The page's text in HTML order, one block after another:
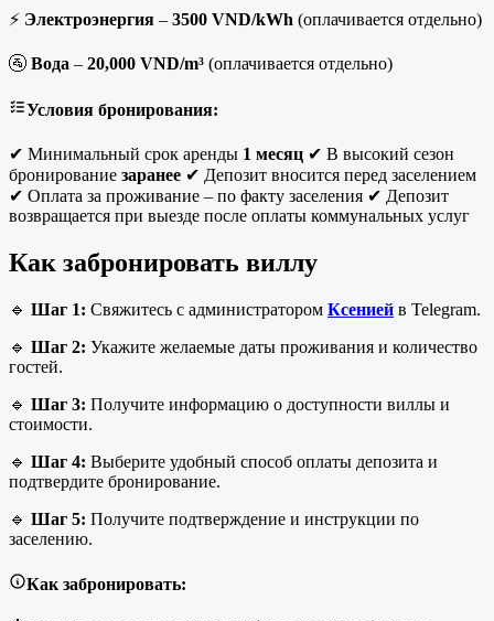
⚡ Электроэнергия – 3500 VND/kWh (оплачивается отдельно)
🚰 Вода – 20,000 VND/m³ (оплачивается отдельно)
Условия бронирования:
✔ Минимальный срок аренды 1 месяц ✔ В высокий сезон
бронирование заранее ✔ Депозит вносится перед заселением
✔ Оплата за проживание – по факту заселения ✔ Депозит
возвращается при выезде после оплаты коммунальных услуг
Как забронировать виллу
🔹 Шаг 1: Свяжитесь с администратором Ксенией в Telegram.
🔹 Шаг 2: Укажите желаемые даты проживания и количество
гостей.
🔹 Шаг 3: Получите информацию о доступности виллы и
стоимости.
🔹 Шаг 4: Выберите удобный способ оплаты депозита и
подтвердите бронирование.
🔹 Шаг 5: Получите подтверждение и инструкции по
заселению.
Как забронировать: